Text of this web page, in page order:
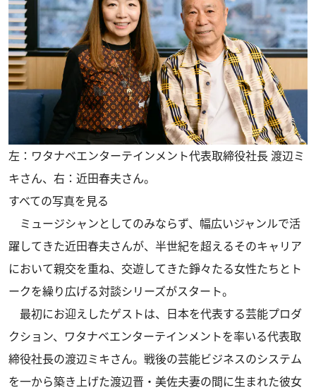
左：ワタナベエンターテインメント代表取締役社長 渡辺ミ
キさん、右：近田春夫さん。
すべての写真を見る
ミュージシャンとしてのみならず、幅広いジャンルで活
躍してきた近田春夫さんが、半世紀を超えるそのキャリア
において親交を重ね、交遊してきた錚々たる女性たちとト
ークを繰り広げる対談シリーズがスタート。
最初にお迎えしたゲストは、日本を代表する芸能プロダ
クション、ワタナベエンターテインメントを率いる代表取
締役社長の渡辺ミキさん。戦後の芸能ビジネスのシステム
を一から築き上げた渡辺晋・美佐夫妻の間に生まれた彼女